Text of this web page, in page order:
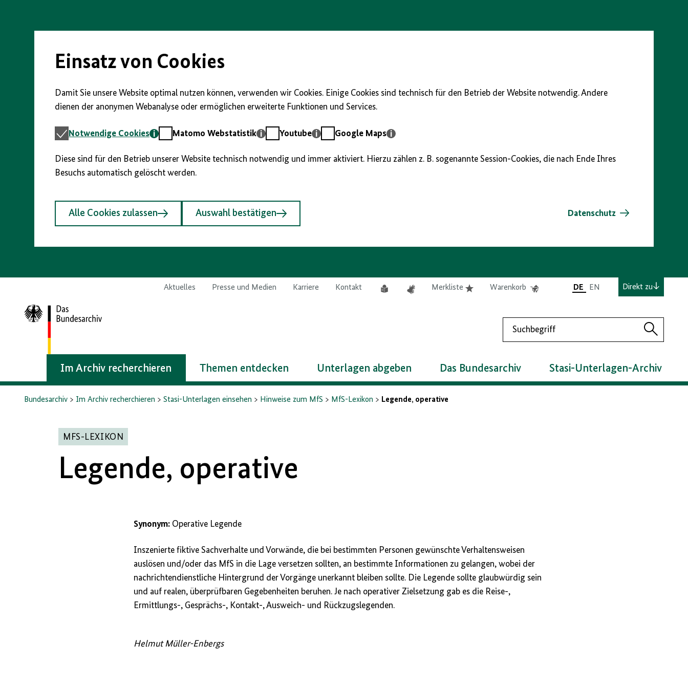
Seiteninhalt
Einsatz von Cookies
Damit Sie unsere Website optimal nutzen können, verwenden wir Cookies. Einige Cookies sind technisch für den Betrieb der Website notwendig. Andere
dienen der anonymen Webanalyse oder ermöglichen erweiterte Funktionen und Services.
Notwendige
Notwendige Cookies
MatomoMatomo Webstatistik YoutubeYoutube
GoogleGoogle Maps
Diese sind für den Betrieb unserer Website technisch notwendig und immer aktiviert. Hierzu zählen z. B. sogenannte Session-Cookies, die nach Ende Ihres
Besuchs automatisch gelöscht werden.
Alle Cookies zulassen Auswahl bestätigen Datenschutz
Aktuelles Presse und Medien Karriere Kontakt
Leichte
Gebärdensprache
Merkliste
ElementeWarenkorb
Elemente
Warenkorb
DE EN Direkt zu
Zur
Startseite
Suchen
Im Archiv recherchieren Themen entdecken Unterlagen abgeben Das Bundesarchiv Stasi-Unterlagen-Archiv
Bundesarchiv Im Archiv recherchieren Stasi-Unterlagen einsehen Hinweise zum MfS MfS-Lexikon Legende, operative
MFS-LEXIKON
Legende, operative
Synonym: Operative Legende
Inszenierte fiktive Sachverhalte und Vorwände, die bei bestimmten Personen gewünschte Verhaltensweisen
auslösen und/oder das MfS in die Lage versetzen sollten, an bestimmte Informationen zu gelangen, wobei der
nachrichtendienstliche Hintergrund der Vorgänge unerkannt bleiben sollte. Die Legende sollte glaubwürdig sein
und auf realen, überprüfbaren Gegebenheiten beruhen. Je nach operativer Zielsetzung gab es die Reise-,
Ermittlungs-, Gesprächs-, Kontakt-, Ausweich- und Rückzugslegenden.
Helmut Müller-Enbergs